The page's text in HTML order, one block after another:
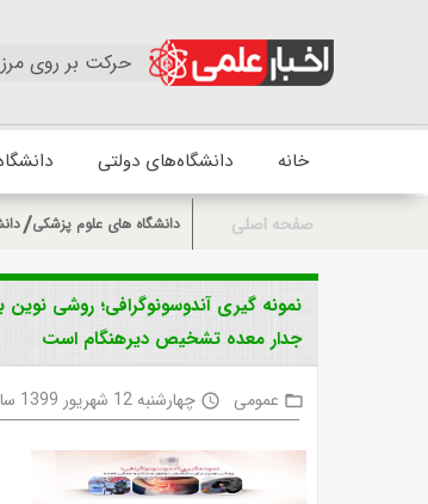
حرکت بر روی
خانه دانشگاه‌های دولتی
صفحه اصلی دانشگاه های علوم پزشکی
نمونه گیری آندوسونوگرافی؛ روشی
جدار معده تشخیص دیرهنگام است
folder_open عمومی access_time چهارشنبه 12 شهریور 1399 ساعت 9:1